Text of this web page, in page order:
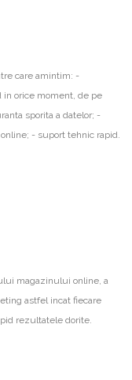
care amintim: -
in orice moment, de pe
sporita a datelor; -
- suport tehnic rapid.
magazinului online, a
astfel incat fiecare
rezultatele dorite.